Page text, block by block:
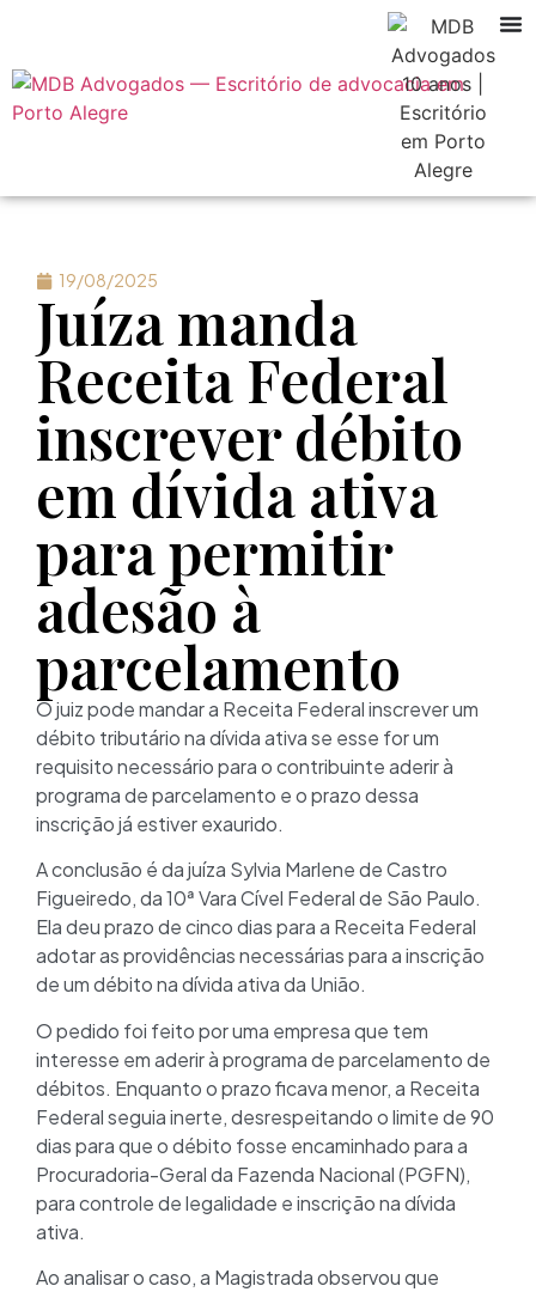
19/08/2025
Juíza manda
Receita Federal
inscrever débito
em dívida ativa
para permitir
adesão à
parcelamento
O juiz pode mandar a Receita Federal inscrever um
débito tributário na dívida ativa se esse for um
requisito necessário para o contribuinte aderir à
programa de parcelamento e o prazo dessa
inscrição já estiver exaurido.
A conclusão é da juíza Sylvia Marlene de Castro
Figueiredo, da 10ª Vara Cível Federal de São Paulo.
Ela deu prazo de cinco dias para a Receita Federal
adotar as providências necessárias para a inscrição
de um débito na dívida ativa da União.
O pedido foi feito por uma empresa que tem
interesse em aderir à programa de parcelamento de
débitos. Enquanto o prazo ficava menor, a Receita
Federal seguia inerte, desrespeitando o limite de 90
dias para que o débito fosse encaminhado para a
Procuradoria-Geral da Fazenda Nacional (PGFN),
para controle de legalidade e inscrição na dívida
ativa.
Ao analisar o caso, a Magistrada observou que